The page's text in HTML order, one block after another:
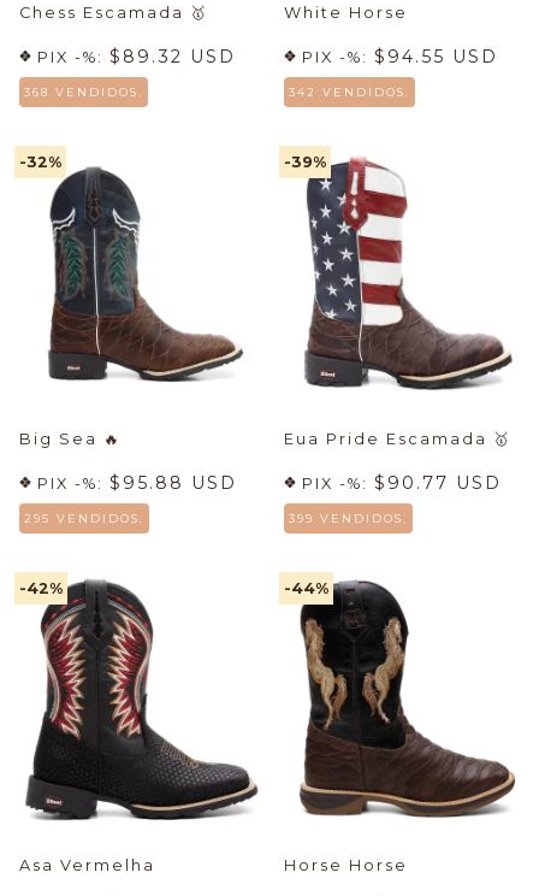
Chess Escamada 🥇
PIX -%: $89.32 USD
368 VENDIDOS.
White Horse
PIX -%: $94.55 USD
342 VENDIDOS.
-32%
Big Sea 🔥
PIX -%: $95.88 USD
295 VENDIDOS.
-39%
Eua Pride Escamada 🥇
PIX -%: $90.77 USD
399 VENDIDOS.
-42%
Asa Vermelha
-44%
Horse Horse